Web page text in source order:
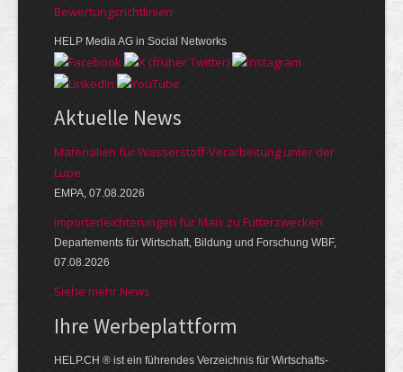
Bewer­tungs­richt­linien
HELP Media AG in Social Networks
Aktuelle News
Materialien für Wasserstoff-Verarbeitung unter der
Lupe
EMPA, 07.08.2026
Importerleichterungen für Mais zu Futterzwecken
Departements für Wirtschaft, Bildung und Forschung WBF,
07.08.2026
Siehe mehr News
Ihre Werbe­platt­form
HELP.CH ® ist ein führendes Ver­zeich­nis für Wirt­schafts-